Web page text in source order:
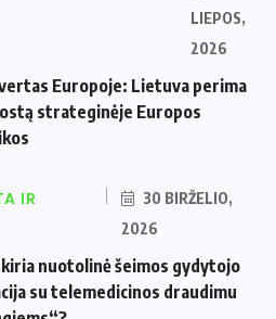
LIEPOS,
2026
Europoje: Lietuva perima
strateginėje Europos
IR
30 BIRŽELIO,
2026
nuotolinė šeimos gydytojo
su telemedicinos draudimu